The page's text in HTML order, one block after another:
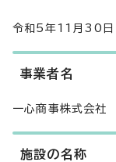
令和5年11月30日
事業者名
一心商事株式会社
施設の名称